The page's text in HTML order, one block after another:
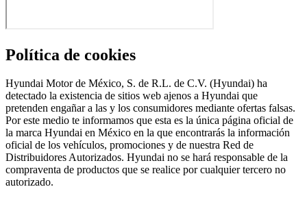
Política de cookies
Hyundai Motor de México, S. de R.L. de C.V. (Hyundai) ha
detectado la existencia de sitios web ajenos a Hyundai que
pretenden engañar a las y los consumidores mediante ofertas falsas.
Por este medio te informamos que esta es la única página oficial de
la marca Hyundai en México en la que encontrarás la información
oficial de los vehículos, promociones y de nuestra Red de
Distribuidores Autorizados. Hyundai no se hará responsable de la
compraventa de productos que se realice por cualquier tercero no
autorizado.